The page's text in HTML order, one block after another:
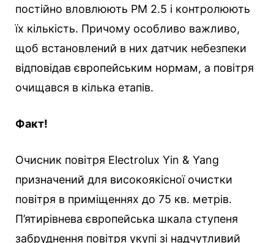
постійно вловлюють РМ 2.5 і контролюють
їх кількість. Причому особливо важливо,
щоб встановлений в них датчик небезпеки
відповідав європейським нормам, а повітря
очищався в кілька етапів.
Факт!
Очисник повітря Electrolux Yin & Yang
призначений для високоякісної очистки
повітря в приміщеннях до 75 кв. метрів.
П’ятирівнева європейська шкала ступеня
забруднення повітря укупі зі надчутливий